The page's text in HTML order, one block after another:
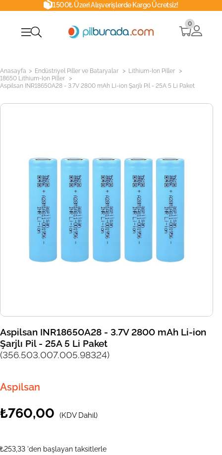
1500₺ Üzeri Alışverişlerde Kargo Ücretsiz!
0
Anasayfa > Endüstriyel Piller ve Bataryalar > Lithium-Ion Piller >
18650 Lithium-Ion Piller >
Aspilsan INR18650A28 - 3.7V 2800 mAh Li-ion Şarjlı Pil - 25A 5 Li Paket
Aspilsan INR18650A28 - 3.7V 2800 mAh Li-ion
Şarjlı Pil - 25A 5 Li Paket
(356.503.007.005.98324)
Aspilsan
₺760,00 (KDV Dahil)
₺253,33 'den başlayan taksitlerle